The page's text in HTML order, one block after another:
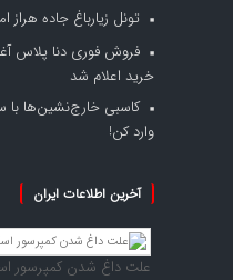
تونل زیارباغ جاده
فروش فوری دنا پلاس
خرید اعلام شد
وارد کن!
آخرین اطلاعات ایران
علت داغ شدن کمپرسور